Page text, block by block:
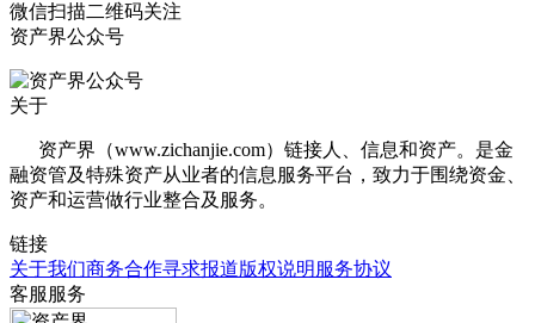
微信扫描二维码关注
资产界公众号
关于
资产界（www.zichanjie.com）链接人、信息和资产。是金
融资管及特殊资产从业者的信息服务平台，致力于围绕资金、
资产和运营做行业整合及服务。
链接
关于我们商务合作寻求报道版权说明服务协议
客服服务